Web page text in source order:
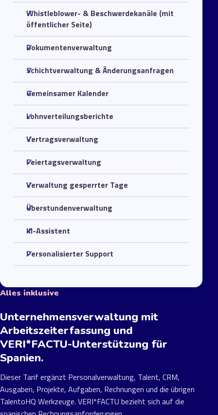
Whistleblower- & Beschwerdekanäle (mit
öffentlicher Seite)
Dokumentenverwaltung
Schichtverwaltung & Änderungsanfragen
Gemeinsamer Kalender
Lohnverteilungsberichte
Vertragsverwaltung
Feiertagsverwaltung
Verwaltung gesperrter Tage
Überstundenverwaltung
KI-Assistent
Personalisierter Support
Alles inklusive
Unternehmensverwaltung mit
Arbeitszeiterfassung und
VERI*FACTU-Unterstützung für
Spanien.
Dieser Tarif ergänzt Personalverwaltung, Talent, CRM,
Ausgaben, Projekte, Aufgaben, Rechnungen und die übrigen
TalentoHQ Werkzeuge. VERI*FACTU bezieht sich auf die